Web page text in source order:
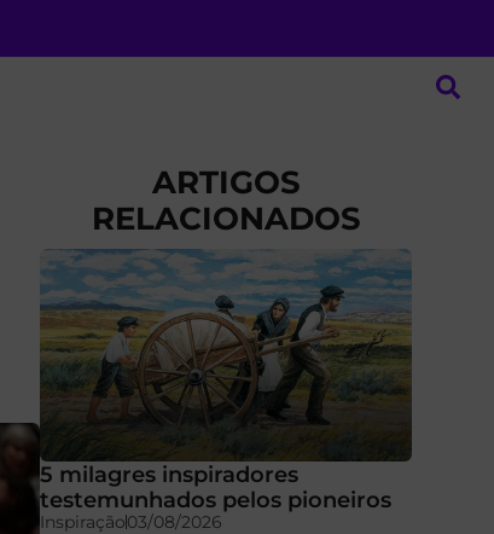
ARTIGOS
RELACIONADOS
5 milagres inspiradores
testemunhados pelos pioneiros
Inspiração03/08/2026